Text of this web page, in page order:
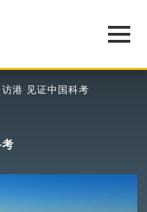
港 见证中国科考